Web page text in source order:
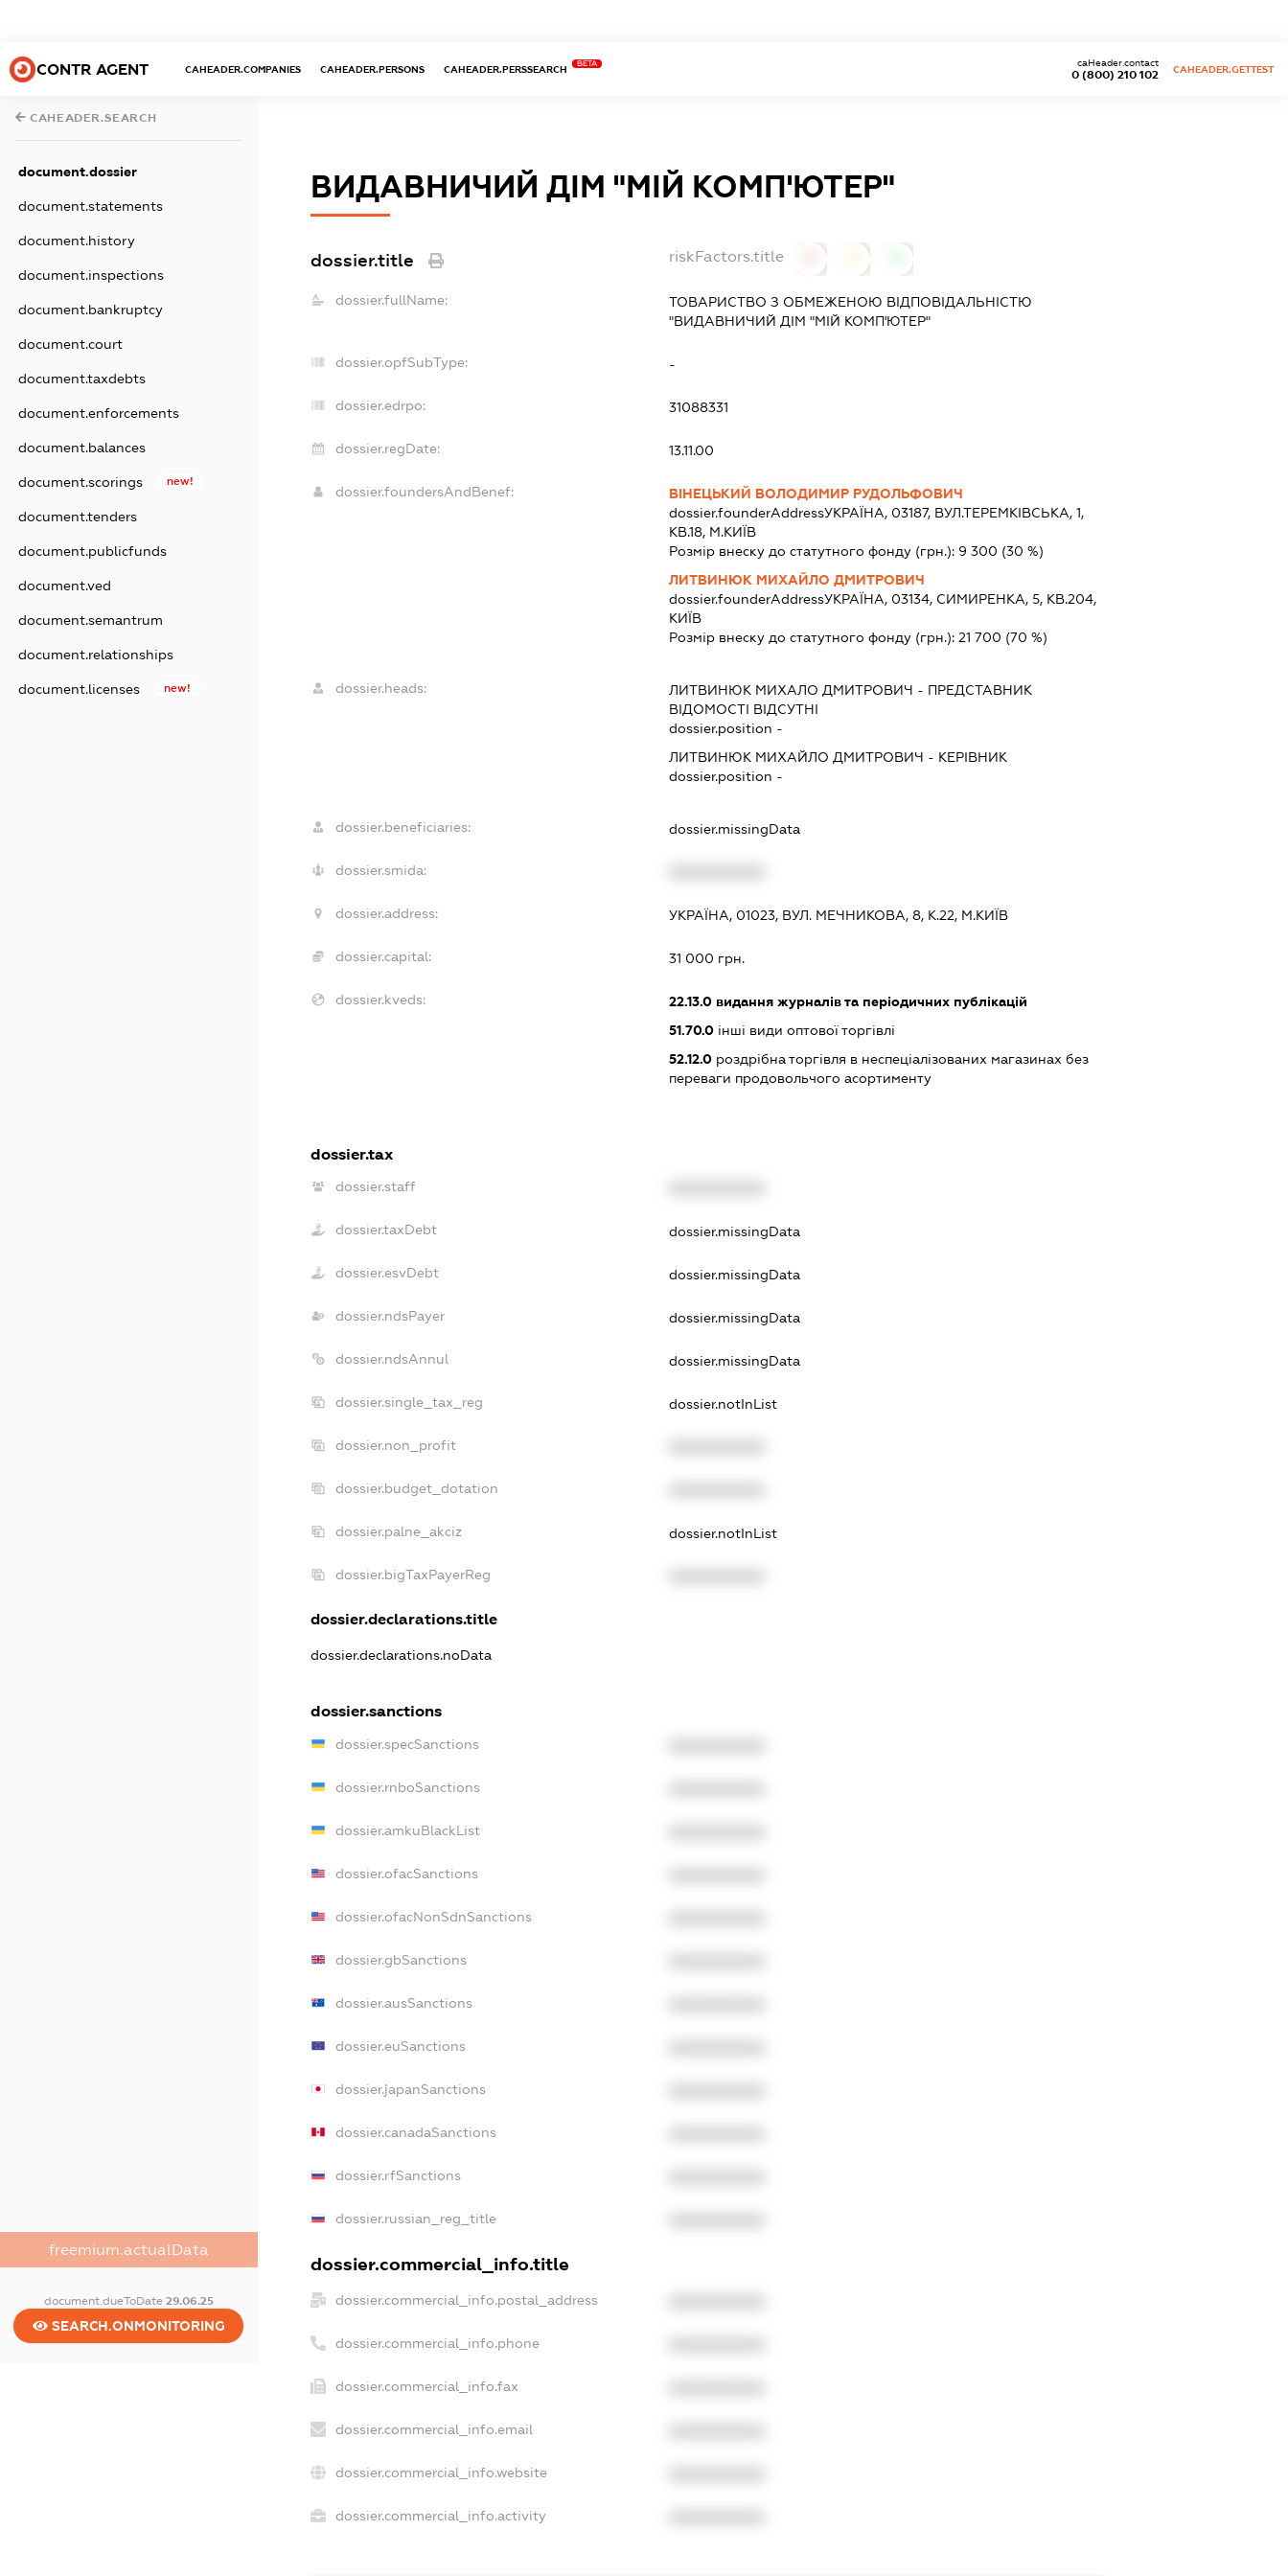
CONTR AGENT CAHEADER.COMPANIES CAHEADER.PERSONS CAHEADER.PERSSEARCH
BETA
0 (800) 210 102
caHeader.contact
CAHEADER.GETTEST
CAHEADER.SEARCH
document.dossier
document.statements
document.history
document.inspections
document.bankruptcy
document.court
document.taxdebts
document.enforcements
document.balances
document.scorings new!
document.tenders
document.publicfunds
document.ved
document.semantrum
document.relationships
document.licenses new!
freemium.actualData
document.dueToDate 29.06.25
SEARCH.ONMONITORING
ВИДАВНИЧИЙ ДІМ "МІЙ КОМП'ЮТЕР"
dossier.title riskFactors.title
dossier.fullName:
ТОВАРИСТВО З ОБМЕЖЕНОЮ ВІДПОВІДАЛЬНІСТЮ
"ВИДАВНИЧИЙ ДІМ "МІЙ КОМП'ЮТЕР"
dossier.opfSubType: -
dossier.edrpo: 31088331
dossier.regDate: 13.11.00
dossier.foundersAndBenef:
ВІНЕЦЬКИЙ ВОЛОДИМИР РУДОЛЬФОВИЧ
dossier.founderAddressУКРАЇНА, 03187, ВУЛ.ТЕРЕМКІВСЬКА, 1,
КВ.18, М.КИЇВ
Розмір внеску до статутного фонду (грн.): 9 300 (30 %)
ЛИТВИНЮК МИХАЙЛО ДМИТРОВИЧ
dossier.founderAddressУКРАЇНА, 03134, СИМИРЕНКА, 5, КВ.204,
КИЇВ
Розмір внеску до статутного фонду (грн.): 21 700 (70 %)
dossier.heads: ЛИТВИНЮК МИХАЛО ДМИТРОВИЧ - ПРЕДСТАВНИК
ВІДОМОСТІ ВІДСУТНІ
dossier.position -
ЛИТВИНЮК МИХАЙЛО ДМИТРОВИЧ - КЕРІВНИК
dossier.position -
dossier.beneficiaries: dossier.missingData
dossier.smida:
dossier.address: УКРАЇНА, 01023, ВУЛ. МЕЧНИКОВА, 8, К.22, М.КИЇВ
dossier.capital: 31 000 грн.
dossier.kveds: 22.13.0видання журналів та періодичних публікацій
51.70.0інші види оптової торгівлі
52.12.0роздрібна торгівля в неспеціалізованих магазинах без
переваги продовольчого асортименту
dossier.tax
dossier.staff
dossier.taxDebt dossier.missingData
dossier.esvDebt dossier.missingData
dossier.ndsPayer dossier.missingData
dossier.ndsAnnul dossier.missingData
dossier.single_tax_reg dossier.notInList
dossier.non_profit
dossier.budget_dotation
dossier.palne_akciz dossier.notInList
dossier.bigTaxPayerReg
dossier.declarations.title
dossier.declarations.noData
dossier.sanctions
dossier.specSanctions
dossier.rnboSanctions
dossier.amkuBlackList
dossier.ofacSanctions
dossier.ofacNonSdnSanctions
dossier.gbSanctions
dossier.ausSanctions
dossier.euSanctions
dossier.japanSanctions
dossier.canadaSanctions
dossier.rfSanctions
dossier.russian_reg_title
dossier.commercial_info.title
dossier.commercial_info.postal_address
dossier.commercial_info.phone
dossier.commercial_info.fax
dossier.commercial_info.email
dossier.commercial_info.website
dossier.commercial_info.activity